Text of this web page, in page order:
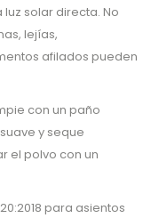
solar directa. No
lejías,
afilados pueden
con un paño
y seque
el polvo con un
para asientos